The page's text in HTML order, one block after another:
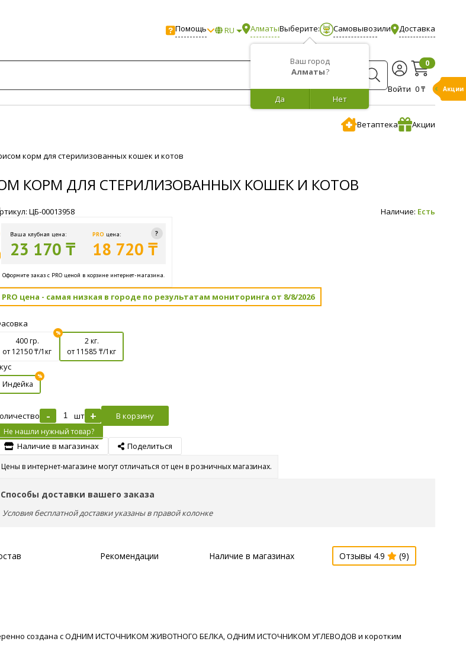
Помощь RU Алматы
Ваш город
Алматы?
Нет
Да
Выберите: Самовывозили Доставка
Войти
0
0 ₸
Ветаптека Акции
корм для стерилизованных кошек и котов
КОРМ ДЛЯ СТЕРИЛИЗОВАННЫХ КОШЕК И КОТОВ
ЦБ-00013958 Наличие: Есть
Ваша клубная цена:
23 170 ₸
PRO цена:
18 720 ₸
Оформите заказ с PRO ценой в корзине интернет-магазина.
PRO цена - самая низкая в городе по результатам мониторинга от 8/8/2026
400 гр.
от 12150₸/1кг
2 кг.
от 11585 ₸/1кг
Индейка
- шт + В корзину
Не нашли нужный товар?
Наличие в магазинах Поделиться
Цены в интернет-магазине могут отличаться от цен в розничных магазинах.
Способы доставки вашего заказа
Условия бесплатной доставки указаны в правой колонке
Рекомендации Наличие в магазинах Отзывы 4.9 (9)
создана с ОДНИМ ИСТОЧНИКОМ ЖИВОТНОГО БЕЛКА, ОДНИМ ИСТОЧНИКОМ УГЛЕВОДОВ и коротким
Акции